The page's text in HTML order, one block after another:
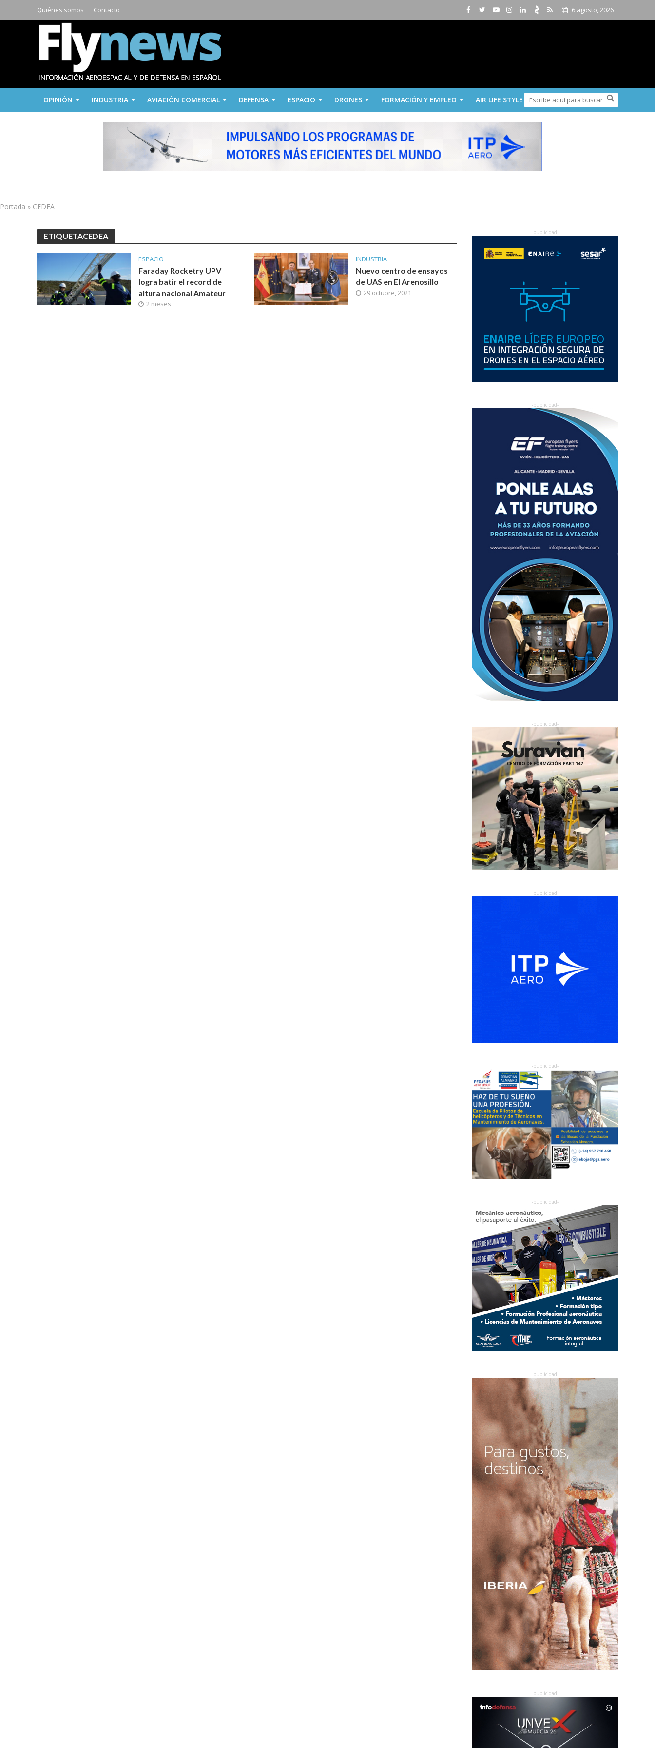
Quiénes somos Contacto 6 agosto, 2026
OPINIÓN INDUSTRIA AVIACIÓN COMERCIAL DEFENSA ESPACIO DRONES FORMACIÓN Y EMPLEO AIR LIFE STYLE
Portada » CEDEA
ETIQUETACEDEA
ESPACIO
Faraday Rocketry UPV
logra batir el record de
altura nacional Amateur
2 meses
INDUSTRIA
Nuevo centro de ensayos
de UAS en El Arenosillo
29 octubre, 2021